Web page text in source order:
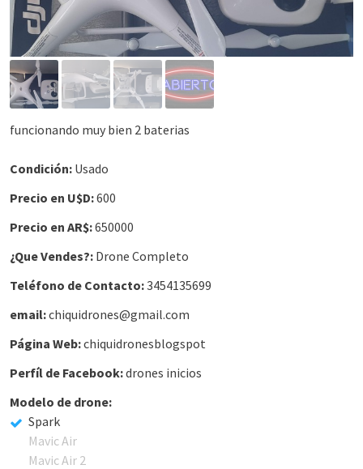
funcionando muy bien 2 baterias
Condición: Usado
Precio en U$D:600
Precio en AR$:650000
¿Que Vendes?: Drone Completo
Teléfono de Contacto:3454135699
email:chiquidrones@gmail.com
Página Web:chiquidronesblogspot
Perfíl de Facebook:drones inicios
Modelo de drone:
Spark
Mavic Air
Mavic Air 2